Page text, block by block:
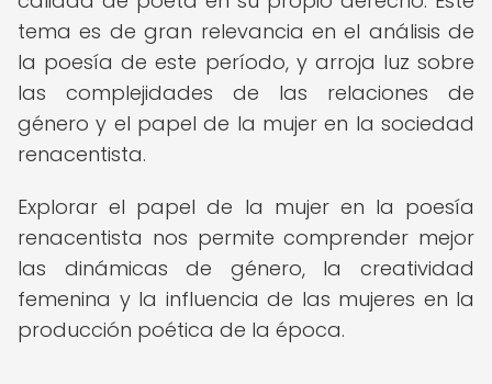
tema es de gran relevancia en el análisis de
la poesía de este período, y arroja luz sobre
las complejidades de las relaciones de
género y el papel de la mujer en la sociedad
renacentista.
Explorar el papel de la mujer en la poesía
renacentista nos permite comprender mejor
las dinámicas de género, la creatividad
femenina y la influencia de las mujeres en la
producción poética de la época.